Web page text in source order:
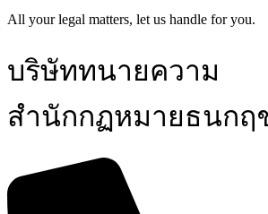
All your legal matters, let us handle for you.​
บริษัททนายความ
สำนักกฏหมายธนกฤ